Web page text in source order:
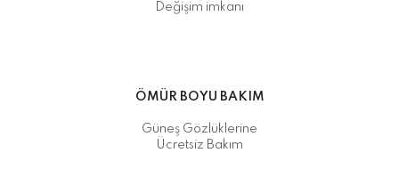
Değişim imkanı
ÖMÜR BOYU BAKIM
Güneş Gözlüklerine
Ücretsiz Bakım